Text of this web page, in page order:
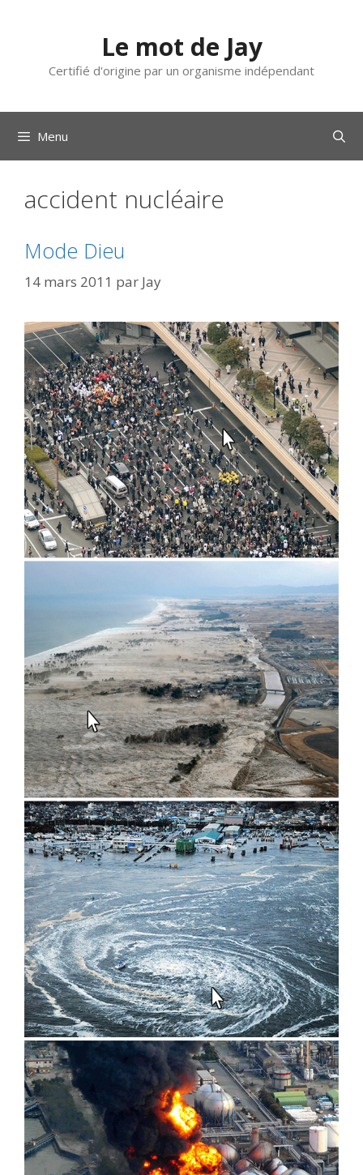
Le mot de Jay
Certifié d'origine par un organisme indépendant
Menu
accident nucléaire
Mode Dieu
14 mars 2011 par Jay